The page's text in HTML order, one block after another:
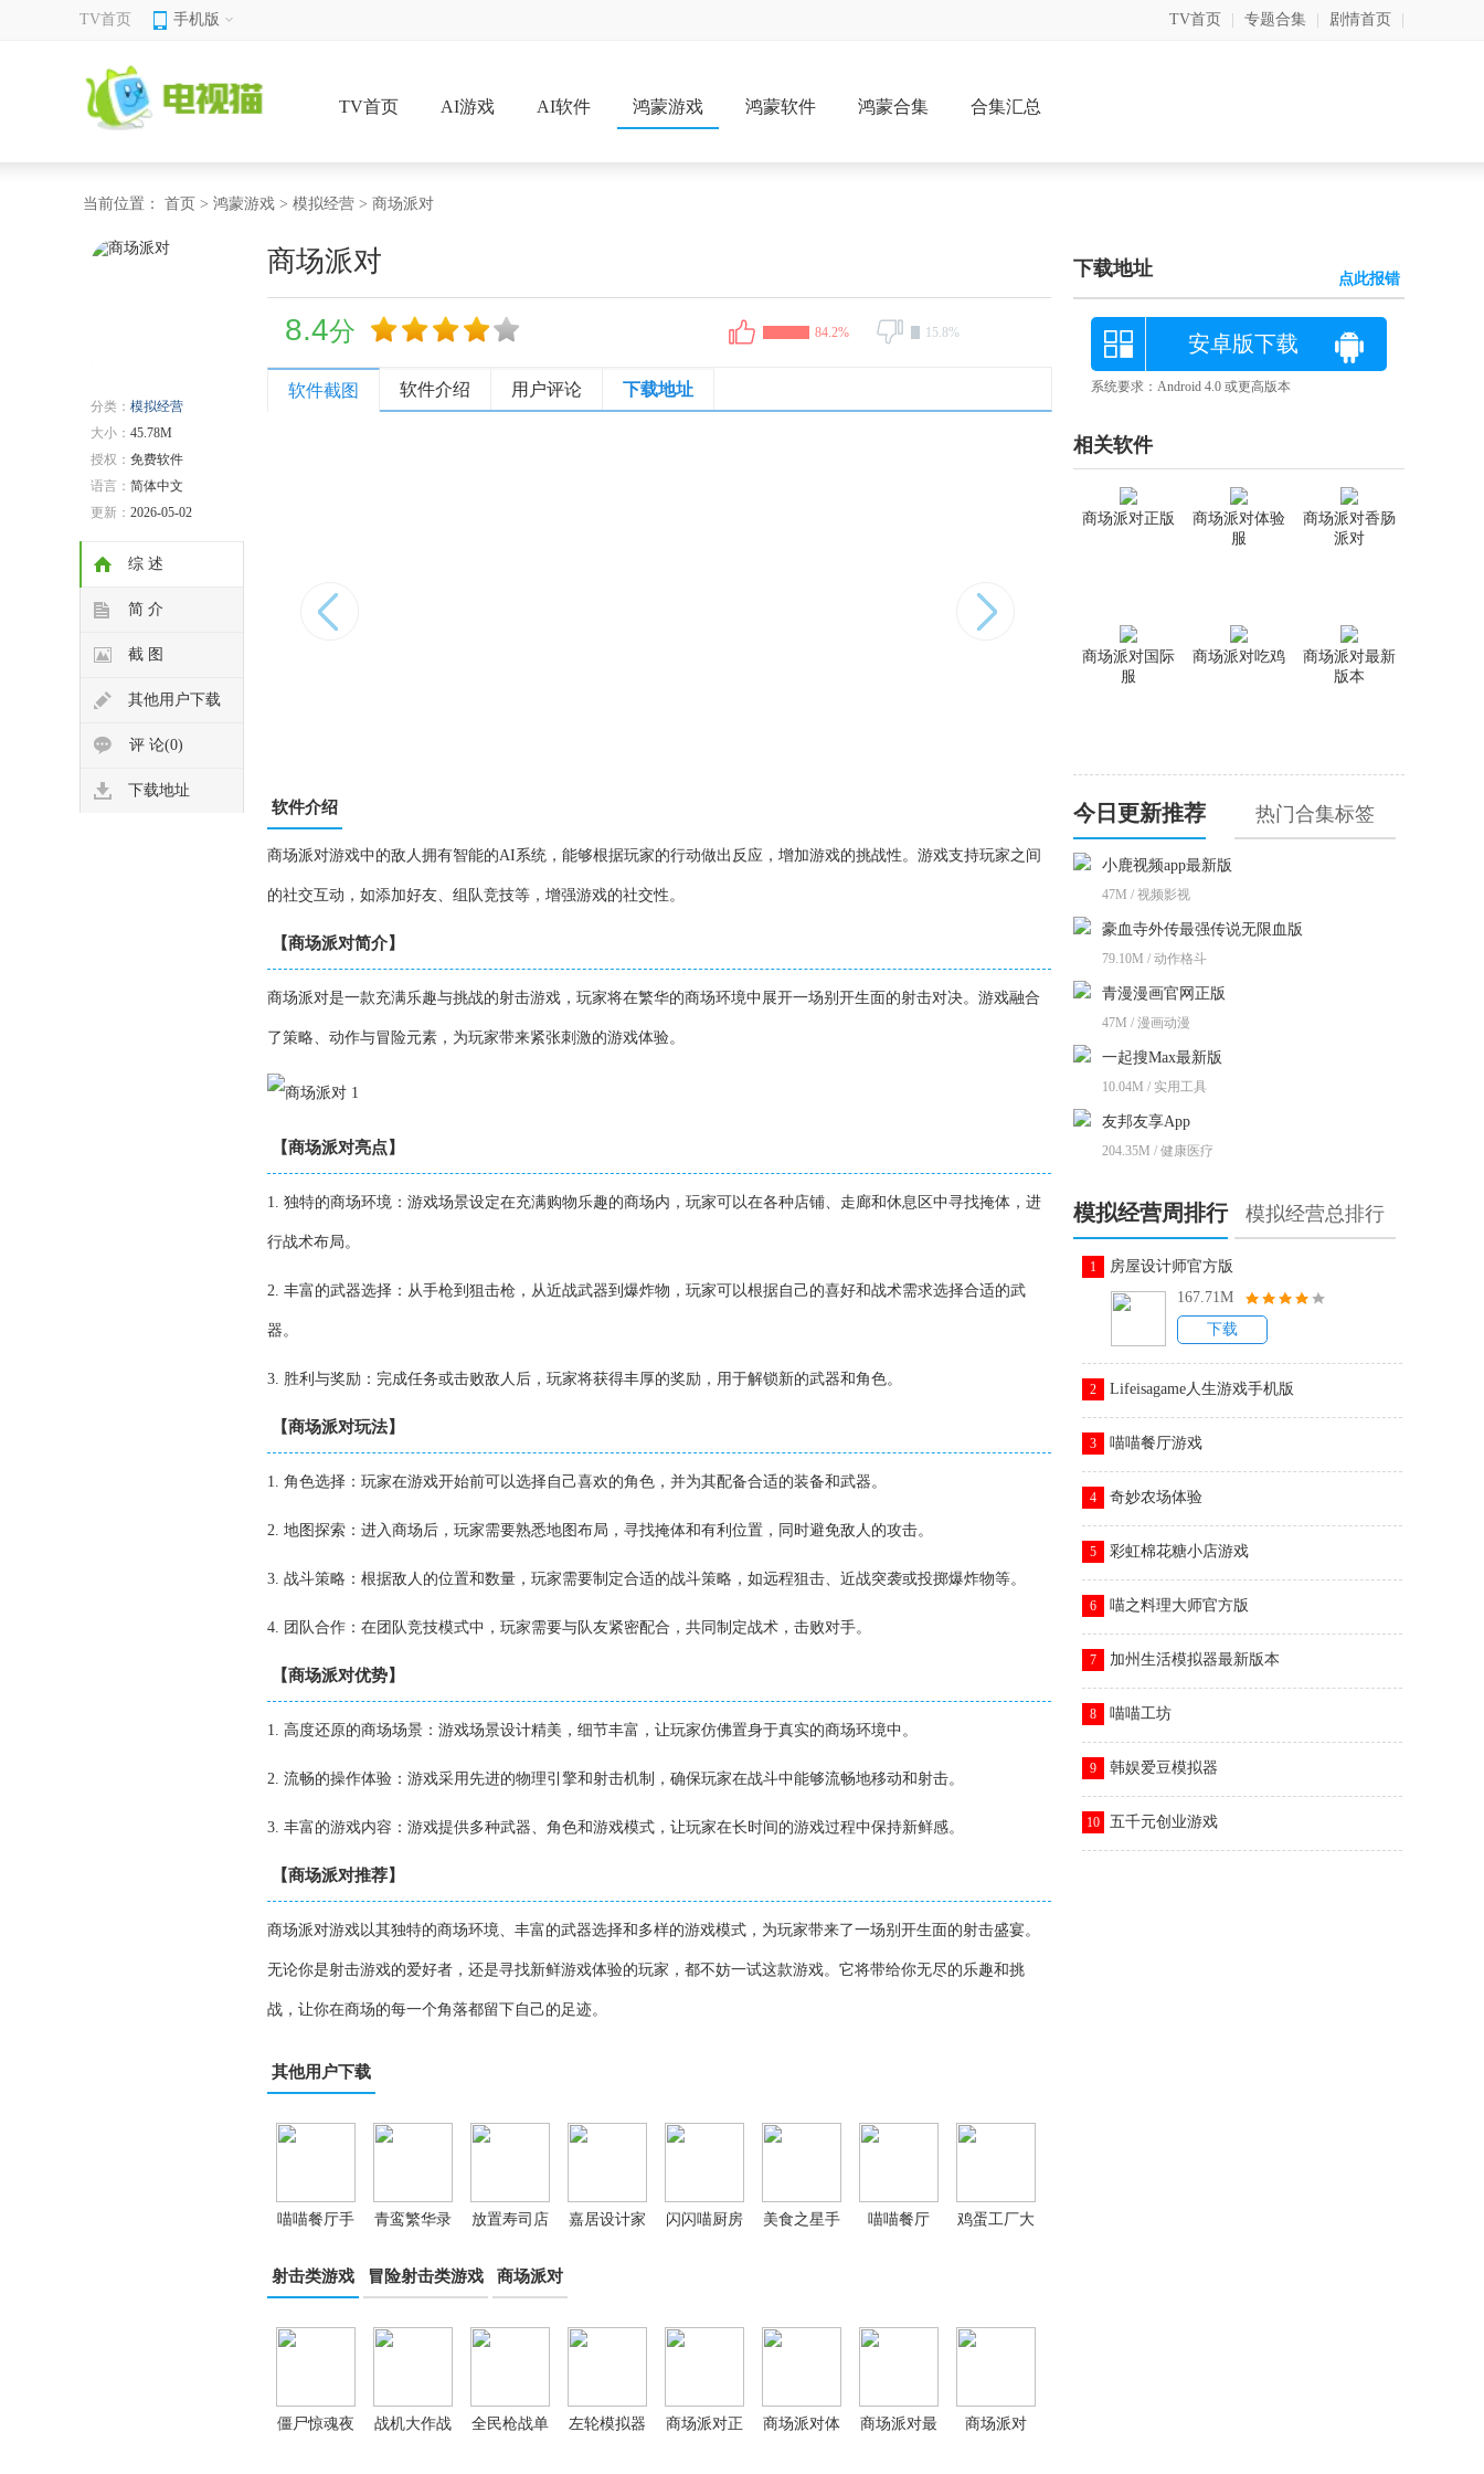
TV首页 手机版 TV首页 专题合集 剧情首页
TV首页 AI游戏 AI软件 鸿蒙游戏 鸿蒙软件 鸿蒙合集 合集汇总
当前位置： 首页 > 鸿蒙游戏 > 模拟经营 > 商场派对
分类： 模拟经营
大小： 45.78M
授权： 免费软件
语言： 简体中文
更新： 2026-05-02
综 述
简 介
截 图
其他用户下载
评 论(0)
下载地址
商场派对
8.4分 84.2% 15.8%
软件截图 软件介绍 用户评论 下载地址
软件介绍
商场派对游戏中的敌人拥有智能的AI系统，能够根据玩家的行动做出反应，增加游戏的挑战性。游戏支持玩家之间
的社交互动，如添加好友、组队竞技等，增强游戏的社交性。
【商场派对简介】
商场派对是一款充满乐趣与挑战的射击游戏，玩家将在繁华的商场环境中展开一场别开生面的射击对决。游戏融合
了策略、动作与冒险元素，为玩家带来紧张刺激的游戏体验。
【商场派对亮点】
1. 独特的商场环境：游戏场景设定在充满购物乐趣的商场内，玩家可以在各种店铺、走廊和休息区中寻找掩体，进
行战术布局。
2. 丰富的武器选择：从手枪到狙击枪，从近战武器到爆炸物，玩家可以根据自己的喜好和战术需求选择合适的武
器。
3. 胜利与奖励：完成任务或击败敌人后，玩家将获得丰厚的奖励，用于解锁新的武器和角色。
【商场派对玩法】
1. 角色选择：玩家在游戏开始前可以选择自己喜欢的角色，并为其配备合适的装备和武器。
2. 地图探索：进入商场后，玩家需要熟悉地图布局，寻找掩体和有利位置，同时避免敌人的攻击。
3. 战斗策略：根据敌人的位置和数量，玩家需要制定合适的战斗策略，如远程狙击、近战突袭或投掷爆炸物等。
4. 团队合作：在团队竞技模式中，玩家需要与队友紧密配合，共同制定战术，击败对手。
【商场派对优势】
1. 高度还原的商场场景：游戏场景设计精美，细节丰富，让玩家仿佛置身于真实的商场环境中。
2. 流畅的操作体验：游戏采用先进的物理引擎和射击机制，确保玩家在战斗中能够流畅地移动和射击。
3. 丰富的游戏内容：游戏提供多种武器、角色和游戏模式，让玩家在长时间的游戏过程中保持新鲜感。
【商场派对推荐】
商场派对游戏以其独特的商场环境、丰富的武器选择和多样的游戏模式，为玩家带来了一场别开生面的射击盛宴。
无论你是射击游戏的爱好者，还是寻找新鲜游戏体验的玩家，都不妨一试这款游戏。它将带给你无尽的乐趣和挑
战，让你在商场的每一个角落都留下自己的足迹。
其他用户下载
喵喵餐厅手
游
青鸾繁华录
华为版
放置寿司店
官方版
嘉居设计家 闪闪喵厨房 美食之星手 喵喵餐厅 鸡蛋工厂大
射击类游戏 冒险射击类游戏 商场派对
僵尸惊魂夜 战机大作战 全民枪战单 左轮模拟器 商场派对正 商场派对体 商场派对最 商场派对
下载地址 点此报错
安卓版下载
系统要求：Android 4.0 或更高版本
相关软件
商场派对香肠
派对
商场派对体验
服
商场派对正版
商场派对最新
版本
商场派对吃鸡
商场派对国际
服
今日更新推荐 热门合集标签
小鹿视频app最新版
47M / 视频影视
豪血寺外传最强传说无限血版
79.10M / 动作格斗
青漫漫画官网正版
47M / 漫画动漫
一起搜Max最新版
10.04M / 实用工具
友邦友享App
204.35M / 健康医疗
模拟经营周排行 模拟经营总排行
1
房屋设计师官方版
167.71M
下载
2 Lifeisagame人生游戏手机版
3 喵喵餐厅游戏
4 奇妙农场体验
5 彩虹棉花糖小店游戏
6 喵之料理大师官方版
7 加州生活模拟器最新版本
8 喵喵工坊
9 韩娱爱豆模拟器
10 五千元创业游戏